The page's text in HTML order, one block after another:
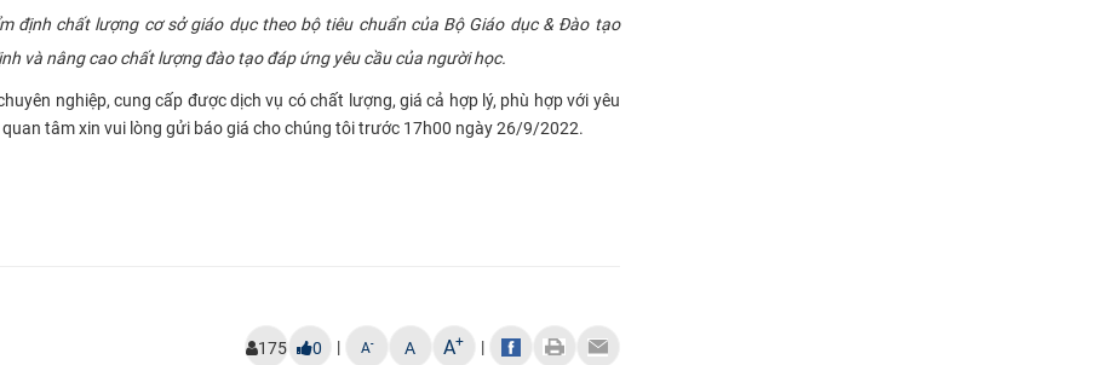
định chất lượng cơ sở giáo dục theo bộ tiêu chuẩn của Bộ Giáo dục & Đào tạo
và nâng cao chất lượng đào tạo đáp ứng yêu cầu của người học.
nghiệp, cung cấp được dịch vụ có chất lượng, giá cả hợp lý, phù hợp với yêu
tâm xin vui lòng gửi báo giá cho chúng tôi trước 17h00 ngày 26/9/2022.
175 0 | A- A A+ |